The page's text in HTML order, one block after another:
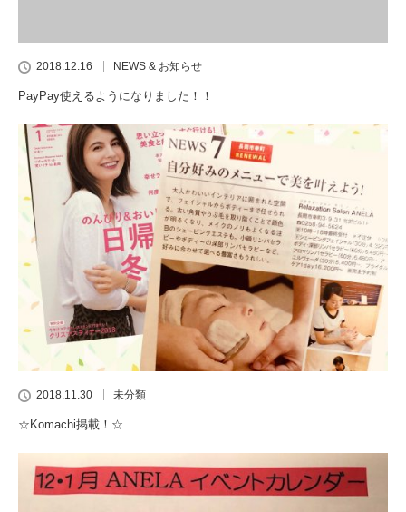
2018.12.16 NEWS & お知らせ
PayPay使えるようになりました！！
2018.11.30 未分類
☆Komachi掲載！☆